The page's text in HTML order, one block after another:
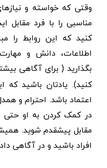
وقتی که خواسته و
مناسبی را با فرد مقابل
کنید که این روابط را
اطلاعات، دانش و
بگذارید ( برای آگاهی
کنید). یادتان باشید که
اعتماد باشد. احترام و
در کمک کردن به او
مقابل پیشقدم شوید.
افراد باشید و در آگاهی